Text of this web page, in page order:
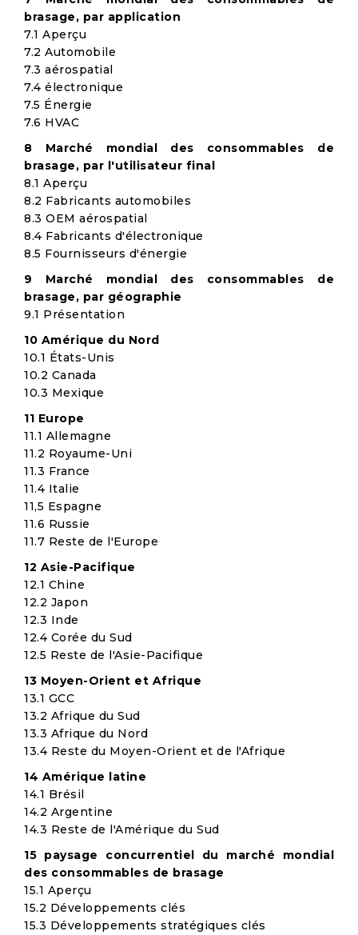
brasage, par application
7.1 Aperçu
7.2 Automobile
7.3 aérospatial
7.4 électronique
7.5 Énergie
7.6 HVAC
8 Marché mondial des consommables de
brasage, par l'utilisateur final
8.1 Aperçu
8.2 Fabricants automobiles
8.3 OEM aérospatial
8.4 Fabricants d'électronique
8.5 Fournisseurs d'énergie
9 Marché mondial des consommables de
brasage, par géographie
9.1 Présentation
10 Amérique du Nord
10.1 États-Unis
10.2 Canada
10.3 Mexique
11 Europe
11.1 Allemagne
11.2 Royaume-Uni
11.3 France
11.4 Italie
11,5 Espagne
11.6 Russie
11.7 Reste de l'Europe
12 Asie-Pacifique
12.1 Chine
12.2 Japon
12.3 Inde
12.4 Corée du Sud
12.5 Reste de l'Asie-Pacifique
13 Moyen-Orient et Afrique
13.1 GCC
13.2 Afrique du Sud
13.3 Afrique du Nord
13.4 Reste du Moyen-Orient et de l'Afrique
14 Amérique latine
14.1 Brésil
14.2 Argentine
14.3 Reste de l'Amérique du Sud
15 paysage concurrentiel du marché mondial
des consommables de brasage
15.1 Aperçu
15.2 Développements clés
15.3 Développements stratégiques clés